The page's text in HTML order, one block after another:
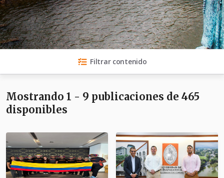
Filtrar contenido
Mostrando 1 - 9 publicaciones de 465
disponibles